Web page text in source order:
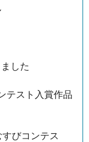
した
テスト入賞作品
びコンテス